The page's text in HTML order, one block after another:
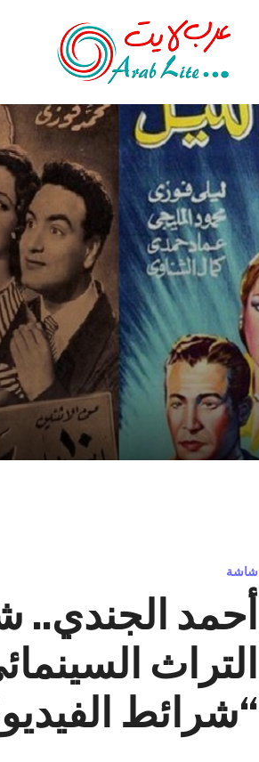
شاشة
أحمد الجندي..
التراث
“شرائط